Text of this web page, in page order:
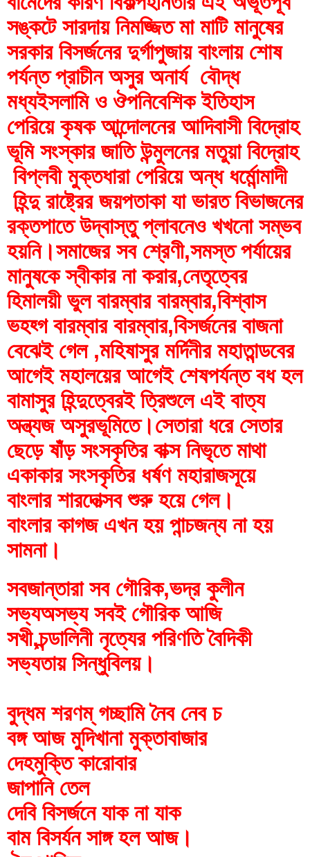
সঙ্কটে সারদায় নিমজ্জিত মা মাটি মানুষের
সরকার বিসর্জনের দুর্গাপুজায় বাংলায় শোষ
পর্যন্ত প্রাচীন অসুর অনার্য  বৌদ্ধ
মধ্যইসলামি ও ঔপনিবেশিক ইতিহাস
পেরিয়ে কৃষক আন্দোলনের আদিবাসী বিদ্রোহ
ভূমি সংস্কার জাতি উন্মুলনের মতুয়া বিদ্রোহ
বিপ্লবী মুক্তধারা পেরিয়ে অন্ধ ধর্মোন্মাদী
হিন্দু রাষ্ট্রের জয়পতাকা যা ভারত বিভাজনের
রক্তপাতে উদ্বাস্তু প্লাবনেও খখনো সম্ভব
হয়নি।সমাজের সব শ্রেণী,সমস্ত পর্যায়ের
মানুষকে স্বীকার না করার,নেতৃত্বের
হিমালয়ী ভুল বারম্বার বারম্বার,বিশ্বাস
ভহহ্গ বারম্বার বারম্বার,বিসর্জনের বাজনা
বেঝেই গেল ,মহিষাসুর মর্দিনীর মহাতান্ডবের
আগেই মহালয়ের আগেই শেষপর্যন্ত বধ হল
বামাসুর হিন্দুত্বেরই ত্রিশুলে এই বাত্য
অন্ত্যজ অসুরভূমিতে।সেতারা ধরে সেতার
ছেড়ে ষাঁড় সংসকৃতির বাক্স নিভৃতে মাথা
একাকার সংসকৃতির ধর্ষণ মহারাজসূয়ে
বাংলার শারদোত্সব শুরু হয়ে গেল।
বাংলার কাগজ এখন হয় পান্চজন্য না হয়
সামনা।
সবজান্তারা সব গৌরিক,ভদ্র কুলীন
সভ্যঅসভ্য সবই গৌরিক আজি
সখী,চন্ডালিনী নৃত্যের পরিণতি বৈদিকী
সভ্যতায় সিন্ধুবিলয়।
বুদ্ধম শরণম্ গচ্ছামি নৈব নেব চ
বঙ্গ আজ মুদিখানা মুক্তাবাজার
দেহমুক্তি কারোবার
জাপানি তেল
দেবি বিসর্জনে যাক না যাক
বাম বিসর্যন সাঙ্গ হল আজ।